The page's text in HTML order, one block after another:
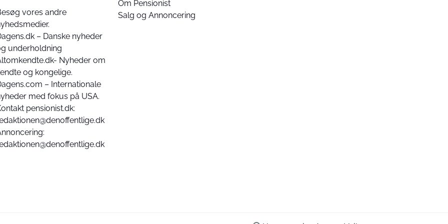
vores andre
– Danske nyheder
underholdning
Nyheder om
og kongelige.
– Internationale
med fokus på USA.
pensionist.dk:
Om Pensionist
Salg og Annoncering